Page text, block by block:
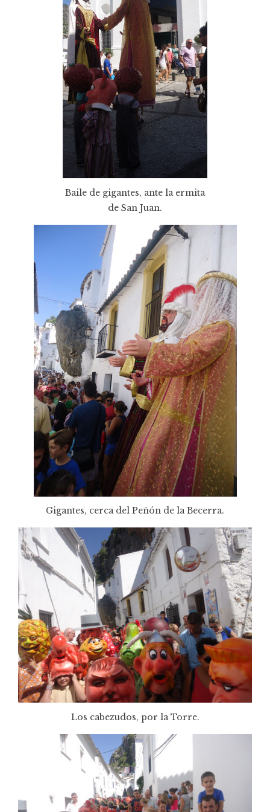
Baile de gigantes, ante la ermita
de San Juan.
Gigantes, cerca del Peñón de la Becerra.
Los cabezudos, por la Torre.